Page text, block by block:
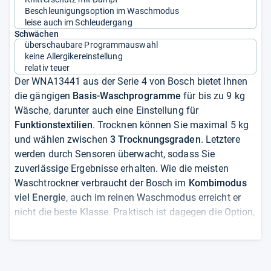
Beschleunigungsoption im Waschmodus
leise auch im Schleudergang
Schwächen
überschaubare Programmauswahl
keine Allergikereinstellung
relativ teuer
Der WNA13441 aus der Serie 4 von Bosch bietet Ihnen
die gängigen Basis-Waschprogrammefür bis zu 9 kg
Wäsche, darunter auch eine Einstellung für
Funktionstextilien. Trocknen können Sie maximal 5 kg
und wählen zwischen 3 Trocknungsgraden. Letztere
werden durch Sensoren überwacht, sodass Sie
zuverlässige Ergebnisse erhalten. Wie die meisten
Waschtrockner verbraucht der Bosch im Kombimodus
viel Energie, auch im reinen Waschmodus erreicht er
nicht die beste Klasse. Praktisch ist dagegen die Option,
aus der Maschine zu nehmen. Mit der Funktion